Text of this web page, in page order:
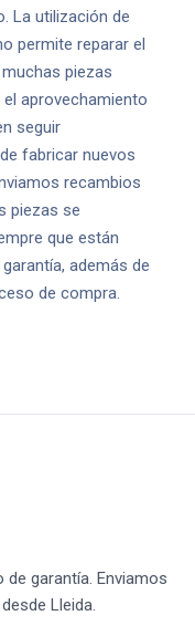
La utilización de
permite reparar el
piezas
aprovechamiento
seguir
fabricar nuevos
recambios
piezas se
que están
además de
de compra.
garantía. Enviamos
Lleida.